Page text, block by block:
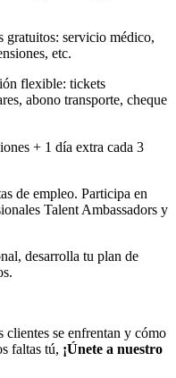
gratuitos: servicio médico,
etc.
flexible: tickets
abono transporte, cheque
+ 1 día extra cada 3
de empleo. Participa en
Talent Ambassadors y
desarrolla tu plan de
clientes se enfrentan y cómo
faltas tú, ¡Únete a nuestro